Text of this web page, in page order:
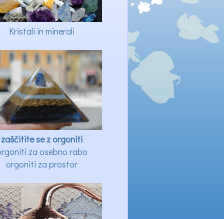
Kristali in minerali
zaščitite se z orgoniti
za osebno rabo
orgoniti za prostor